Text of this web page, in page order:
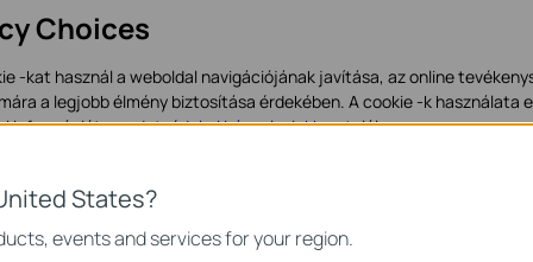
“VLAN2” to CAP300 in VLAN2 and bind SSID “VLAN3” to CAP1750 in
States?
events and services for your region.
Choices
-kat használ a weboldal navigációjának javítása, az online
a legjobb élmény biztosítása érdekében. A cookie -k használata
információt azadatvédelmi irányelveinkbentalál.
webhely működéséhez szükségesek, és nem tilthatók le a